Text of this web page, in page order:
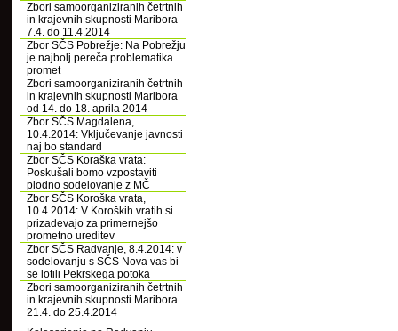
Zbori samoorganiziranih četrtnih
in krajevnih skupnosti Maribora
7.4. do 11.4.2014
Zbor SČS Pobrežje: Na Pobrežju
je najbolj pereča problematika
promet
Zbori samoorganiziranih četrtnih
in krajevnih skupnosti Maribora
od 14. do 18. aprila 2014
Zbor SČS Magdalena,
10.4.2014: Vključevanje javnosti
naj bo standard
Zbor SČS Koraška vrata:
Poskušali bomo vzpostaviti
plodno sodelovanje z MČ
Zbor SČS Koroška vrata,
10.4.2014: V Koroških vratih si
prizadevajo za primernejšo
prometno ureditev
Zbor SČS Radvanje, 8.4.2014: v
sodelovanju s SČS Nova vas bi
se lotili Pekrskega potoka
Zbori samoorganiziranih četrtnih
in krajevnih skupnosti Maribora
21.4. do 25.4.2014